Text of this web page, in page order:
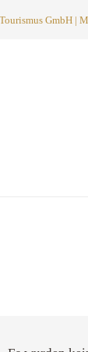
GmbH |